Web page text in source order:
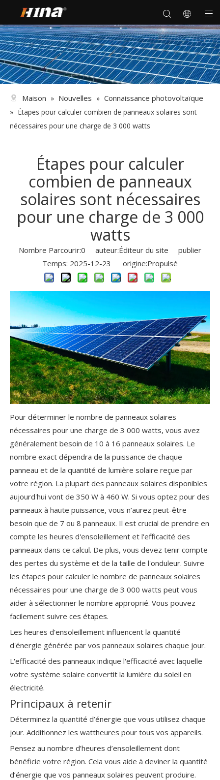
Maison » Nouvelles » Connaissance photovoltaïque
» Étapes pour calculer combien de panneaux solaires sont
nécessaires pour une charge de 3 000 watts
Étapes pour calculer
combien de panneaux
solaires sont nécessaires
pour une charge de 3 000
watts
Nombre Parcourir:0 auteur:Éditeur du site publier
Temps: 2025-12-23 origine:Propulsé
Pour déterminer le nombre de panneaux solaires
nécessaires pour une charge de 3 000 watts, vous avez
généralement besoin de 10 à 16 panneaux solaires. Le
nombre exact dépendra de la puissance de chaque
panneau et de la quantité de lumière solaire reçue par
votre région. La plupart des panneaux solaires disponibles
aujourd'hui vont de 350 W à 460 W. Si vous optez pour des
panneaux à haute puissance, vous n’aurez peut-être
besoin que de 7 ou 8 panneaux. Il est crucial de prendre en
compte les heures d'ensoleillement et l'efficacité des
panneaux dans ce calcul. De plus, vous devez tenir compte
des pertes du système et de la taille de l'onduleur. Suivre
les étapes pour calculer le nombre de panneaux solaires
nécessaires pour une charge de 3 000 watts peut vous
aider à sélectionner le nombre approprié. Vous pouvez
facilement suivre ces étapes.
Les heures d'ensoleillement influencent la quantité
d'énergie générée par vos panneaux solaires chaque jour.
L'efficacité des panneaux indique l'efficacité avec laquelle
votre système solaire convertit la lumière du soleil en
électricité.
Principaux à retenir
Déterminez la quantité d’énergie que vous utilisez chaque
jour. Additionnez les wattheures pour tous vos appareils.
Pensez au nombre d’heures d’ensoleillement dont
bénéficie votre région. Cela vous aide à deviner la quantité
d’énergie que vos panneaux solaires peuvent produire.